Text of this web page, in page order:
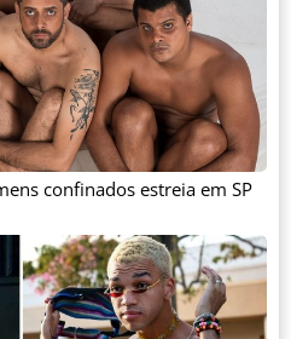
confinados estreia em SP